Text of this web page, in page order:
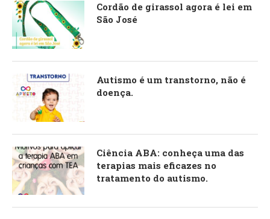
Cordão de girassol agora é lei em
São José
Autismo é um transtorno, não é
doença.
Ciência ABA: conheça uma das
terapias mais eficazes no
tratamento do autismo.